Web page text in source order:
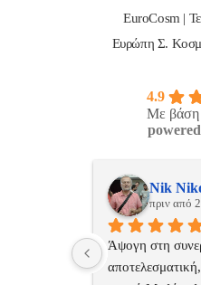
EuroCosm |
Ευρώπη Σ.
4.9
Με βάση
πριν από
Επαγγελματίας
συνεργασία